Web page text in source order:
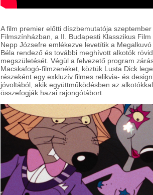
A film premier előtti díszbemutatója
Filmszínházban, a II. Budapesti Klasszikus
Nepp Józsefre emlékezve levetítik a
Béla rendező és további meghívott alkotók
megszületését. Végül a felvezető program
Macskafogó-filmzenéket, köztük Lusta Dick
részeként egy exkluzív filmes relikvia- és
jóvoltából, akik együttműködésben az
összefogják hazai rajongótábort.